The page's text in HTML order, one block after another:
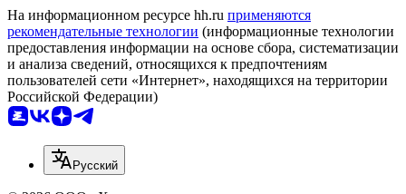
На информационном ресурсе hh.ru применяются
рекомендательные технологии (информационные технологии
предоставления информации на основе сбора, систематизации
и анализа сведений, относящихся к предпочтениям
пользователей сети «Интернет», находящихся на территории
Российской Федерации)
Русский